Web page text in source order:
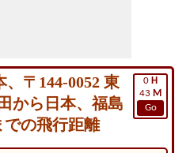
0 H
43 M
Go
、〒144-0052 東
から日本、福島
での飛行距離